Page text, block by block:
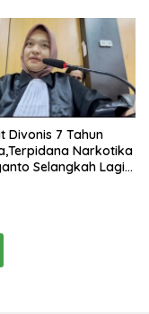
Divonis 7 Tahun
Narkotika
Selangkah Lagi